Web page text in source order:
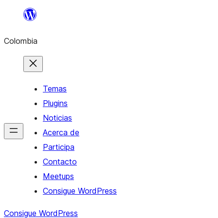
Saltar
contenido
Colombia
Temas
Plugins
Noticias
Acerca de
Participa
Contacto
Meetups
Consigue WordPress
Consigue WordPress